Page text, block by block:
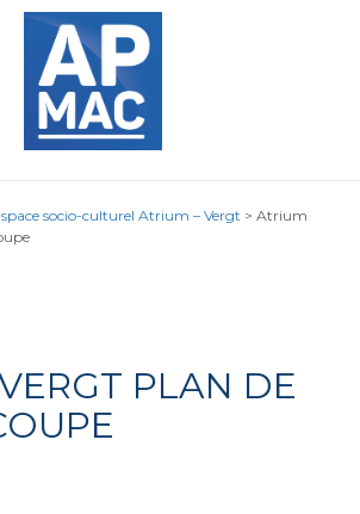
socio-culturel Atrium – Vergt > Atrium
PLAN DE